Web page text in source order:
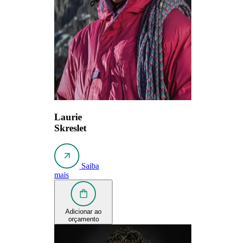
Laurie
Skreslet
Saiba
mais
Adicionar ao
orçamento